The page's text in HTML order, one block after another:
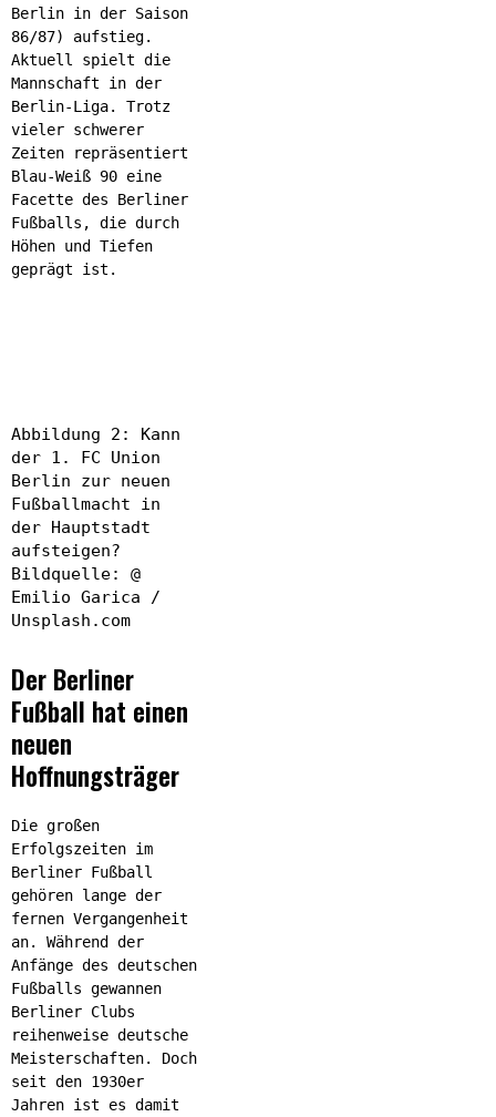
Berlin in der Saison
86/87) aufstieg.
Aktuell spielt die
Mannschaft in der
Berlin-Liga. Trotz
vieler schwerer
Zeiten repräsentiert
Blau-Weiß 90 eine
Facette des Berliner
Fußballs, die durch
Höhen und Tiefen
geprägt ist.
Abbildung 2: Kann
der 1. FC Union
Berlin zur neuen
Fußballmacht in
der Hauptstadt
aufsteigen?
Bildquelle: @
Emilio Garica /
Unsplash.com
Der Berliner
Fußball hat einen
neuen
Hoffnungsträger
Die großen
Erfolgszeiten im
Berliner Fußball
gehören lange der
fernen Vergangenheit
an. Während der
Anfänge des deutschen
Fußballs gewannen
Berliner Clubs
reihenweise deutsche
Meisterschaften. Doch
seit den 1930er
Jahren ist es damit